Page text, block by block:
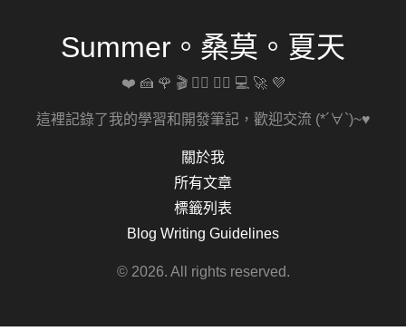
Summer。桑莫。夏天
❤️ 🍰 🌹 🎬 🚴‍♀️ 🏋️‍♀️ 💻 🚀 💜
這裡記錄了我的學習和開發筆記，歡迎交流 (*´∀`)~♥
關於我
所有文章
標籤列表
Blog Writing Guidelines
© 2026. All rights reserved.